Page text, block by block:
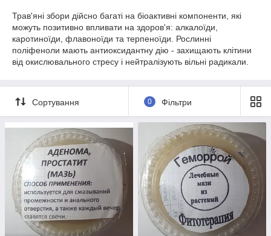
Трав'яні збори дійсно багаті на біоактивні компоненти, які
можуть позитивно впливати на здоров'я: алкалоїди,
каротиноїди, флавоноїди та терпеноїди. Рослинні
поліфеноли мають антиоксидантну дію - захищають клітини
від окислювального стресу і нейтралізують вільні радикали.
Сортування 0 Фільтри